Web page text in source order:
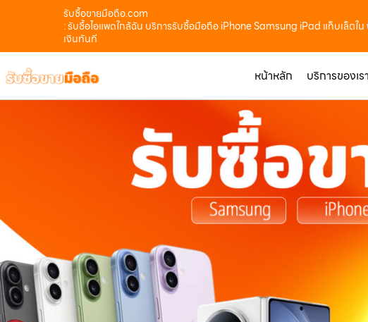
รับซื้อขายมือถือ.com
: รับซื้อไอแพดใกล้ฉัน บริการรับซื้อมือถือ iPhone Samsung iPad แท็บเล็ต
เงินทันที
หน้าหลัก บริการของเรา